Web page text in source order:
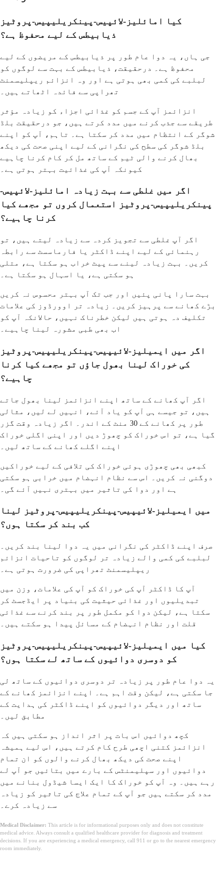
کیا امائلیز-لائپیس-پینکریلیپیس-پروٹیز
ذیابیطس کے لیے محفوظ ہے؟
جی ہاں، یہ دوا عام طور پر ذیابیطس کے مریضوں کے لیے
محفوظ ہے۔ درحقیقت، ذیابیطس کے بہت سے لوگوں کو
لبلبے کی کمی بھی ہوتی ہے اور وہ انزائم ریپلیسمنٹ
تھراپی سے فائدہ اٹھاتے ہیں۔
انزائمز آپ کے جسم کو غذائی اجزاء کو زیادہ مؤثر
طریقے سے جذب کرنے میں مدد کرتے ہیں، جو درحقیقت بلڈ
شوگر کے انتظام میں مدد کر سکتا ہے۔ تاہم، آپ کو اپنے
بلڈ شوگر کی سطح کی نگرانی کے لیے اپنی صحت کی دیکھ
بھال کرنے والی ٹیم کے ساتھ مل کر کام کرنا چاہیے
کیونکہ آپ کی غذائیت بہتر ہوتی ہے۔
اگر میں غلطی سے بہت زیادہ امائلیز-لائپیس-
پینکریلیپیس-پروٹیز استعمال کروں تو مجھے کیا
کرنا چاہیے؟
اگر آپ غلطی سے تجویز کردہ سے زیادہ لیتے ہیں، تو
رہنمائی کے لیے اپنے ڈاکٹر یا فارماسسٹ سے رابطہ
کریں۔ بہت زیادہ لینے سے پیٹ خراب ہو سکتا ہے، متلی
ہو سکتی ہے، یا اسہال ہو سکتا ہے۔
بہت سارا پانی پئیں اور جب تک آپ بہتر محسوس نہ کریں
بڑے کھانے سے پرہیز کریں۔ زیادہ تر اوورڈوز کی علامات
تکلیف دہ ہوتی ہیں لیکن خطرناک نہیں، حالانکہ آپ کو
اب بھی طبی مشورہ لینا چاہیے۔
اگر میں ایمیلیز-لائیپیس-پینکریلیپیس-پروٹیز
کی خوراک لینا بھول جاؤں تو مجھے کیا کرنا
چاہیے؟
اگر آپ کھانے کے ساتھ اپنے انزائمز لینا بھول جاتے
ہیں، تو جیسے ہی آپ کو یاد آئے، انہیں لے لیں، مثالی
طور پر کھانے کے 30 منٹ کے اندر۔ اگر زیادہ وقت گزر
گیا ہے، تو اس خوراک کو چھوڑ دیں اور اپنی اگلی خوراک
اپنے اگلے کھانے کے ساتھ لیں۔
کبھی بھی چھوڑی ہوئی خوراک کی تلافی کے لیے خوراکیں
دوگنی نہ کریں۔ اس سے نظام انہضام میں خرابی ہو سکتی
ہے اور دوا کی تاثیر میں بہتری نہیں آئے گی۔
میں ایمیلیز-لائیپیس-پینکریلیپیس-پروٹیز لینا
کب بند کر سکتا ہوں؟
صرف اپنے ڈاکٹر کی نگرانی میں یہ دوا لینا بند کریں۔
لبلبے کی کمی والے زیادہ تر لوگوں کو تاحیات انزائم
ریپلیسمنٹ تھراپی کی ضرورت ہوتی ہے۔
آپ کا ڈاکٹر آپ کی خوراک کو آپ کی علامات، وزن میں
تبدیلیوں اور غذائی حیثیت کی بنیاد پر ایڈجسٹ کر
سکتا ہے، لیکن دوا کو مکمل طور پر بند کرنے سے غذائی
قلت اور نظام انہضام کے مسائل پیدا ہو سکتے ہیں۔
کیا میں ایمیلیز-لائیپیس-پینکریلیپیس-پروٹیز
کو دوسری دوائیوں کے ساتھ لے سکتا ہوں؟
یہ دوا عام طور پر زیادہ تر دوسری دوائیوں کے ساتھ لی
جا سکتی ہے، لیکن وقت اہم ہے۔ اپنے انزائمز کھانے کے
ساتھ اور دیگر دوائیوں کو اپنے ڈاکٹر کی ہدایت کے
مطابق لیں۔
کچھ دوائیں اس بات پر اثر انداز ہو سکتی ہیں کہ
انزائمز کتنی اچھی طرح کام کرتے ہیں، اس لیے ہمیشہ
اپنے صحت کی دیکھ بھال کرنے والوں کو ان تمام
دوائیوں اور سپلیمنٹس کے بارے میں بتائیں جو آپ لے
رہے ہیں۔ وہ آپ کو خوراک کا ایک ایسا شیڈول بنانے میں
مدد کر سکتے ہیں جو آپ کے تمام علاج کی تاثیر کو زیادہ
سے زیادہ کرے۔
Medical Disclaimer: This article is for informational purposes only and does not constitute
medical advice. Always consult a qualified healthcare provider for diagnosis and treatment
decisions. If you are experiencing a medical emergency, call 911 or go to the nearest emergency
room immediately.